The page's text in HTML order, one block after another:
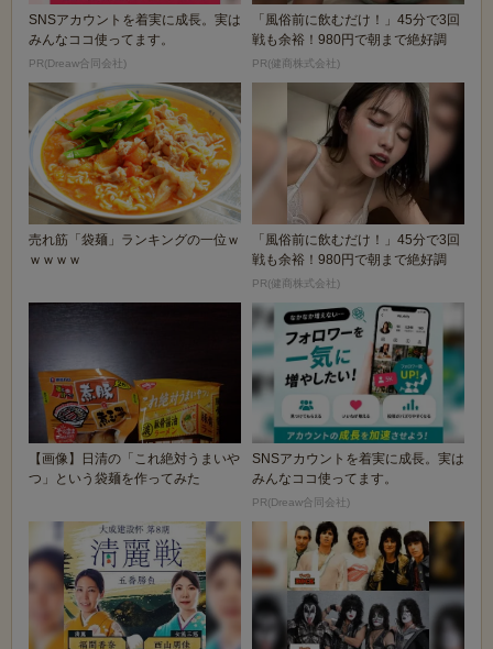
SNSアカウントを着実に成長。実は
みんなココ使ってます。
PR(Dreaw合同会社)
「風俗前に飲むだけ！」45分で3回
戦も余裕！980円で朝まで絶好調
PR(健商株式会社)
売れ筋「袋麺」ランキングの一位ｗ
ｗｗｗｗ
「風俗前に飲むだけ！」45分で3回
戦も余裕！980円で朝まで絶好調
PR(健商株式会社)
【画像】日清の「これ絶対うまいや
つ」という袋麺を作ってみた
SNSアカウントを着実に成長。実は
みんなココ使ってます。
PR(Dreaw合同会社)